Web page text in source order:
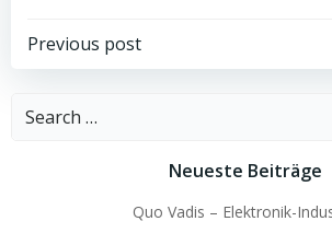
Previous post
Search
Neueste Beiträge
Quo Vadis – Elektronik-